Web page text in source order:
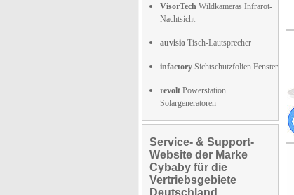
VisorTech Wildkameras Infrarot-
Nachtsicht
auvisio Tisch-Lautsprecher
infactory Sichtschutzfolien Fenster
revolt Powerstation
Solargeneratoren
Service- & Support-
Website der Marke
Cybaby für die
Vertriebsgebiete
Deutschland,